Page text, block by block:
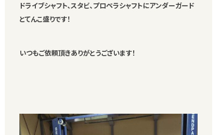
ドライブシャフト、スタビ、プロペラシャフトにアンダーガード
とてんこ盛りです！
いつもご依頼頂きありがとうございます！